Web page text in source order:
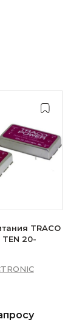
TRACO
TEN 20-